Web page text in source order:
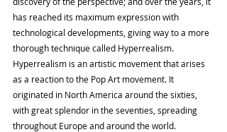
has reached its maximum expression with
technological developments, giving way to a more
thorough technique called Hyperrealism.
Hyperrealism is an artistic movement that arises
as a reaction to the Pop Art movement. It
originated in North America around the sixties,
with great splendor in the seventies, spreading
throughout Europe and around the world.